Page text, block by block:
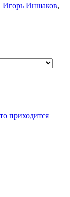
Игорь Иншаков,
приходится